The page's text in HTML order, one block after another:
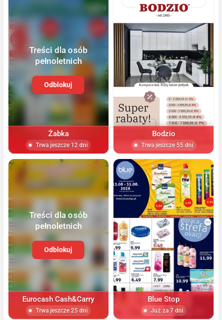
Treści dla osób
pełnoletnich
Odblokuj
Żabka
Trwa jeszcze 12 dni
Bodzio
Trwa jeszcze 55 dni
Treści dla osób
pełnoletnich
Odblokuj
Eurocash Cash&Carry
Trwa jeszcze 25 dni
Blue Stop
Już za 7 dni